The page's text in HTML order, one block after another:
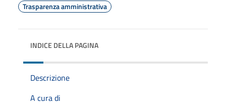
Trasparenza amministrativa
INDICE DELLA PAGINA
Descrizione
A cura di